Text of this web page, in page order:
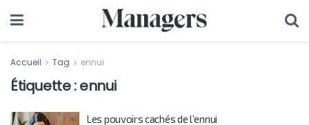
Accueil Tag ennui
Étiquette :ennui
Les pouvoirs cachés de l’ennui